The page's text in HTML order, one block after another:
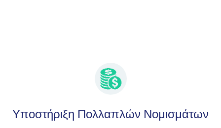
Υποστήριξη Πολλαπλών Νομισμάτων